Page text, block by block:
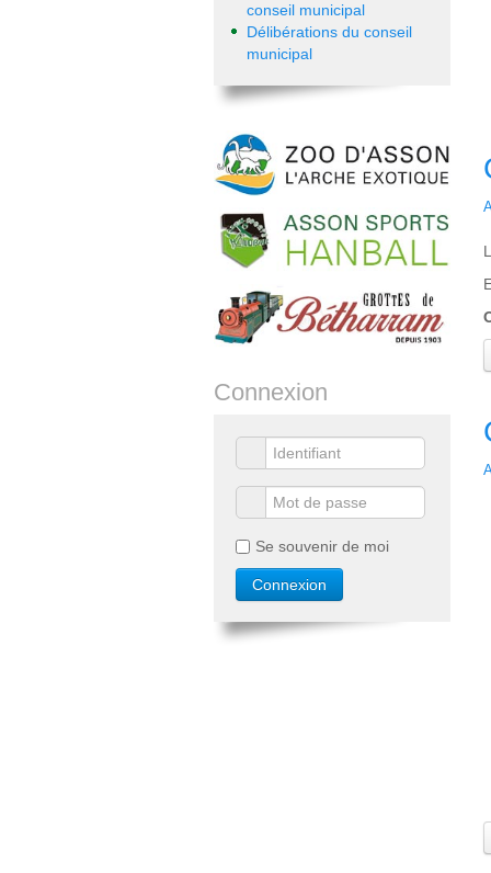
conseil municipal
Délibérations du conseil
municipal
Connexion
Se souvenir de moi